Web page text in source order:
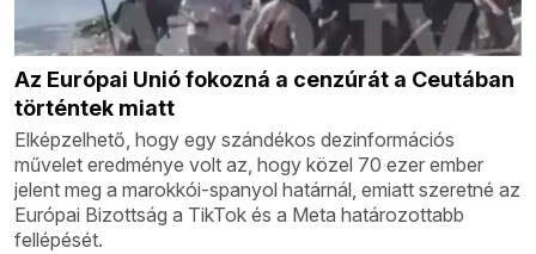
Az Európai Unió fokozná a cenzúrát a Ceutában
történtek miatt
Elképzelhető, hogy egy szándékos dezinformációs
művelet eredménye volt az, hogy közel 70 ezer ember
jelent meg a marokkói-spanyol határnál, emiatt szeretné az
Európai Bizottság a TikTok és a Meta határozottabb
fellépését.